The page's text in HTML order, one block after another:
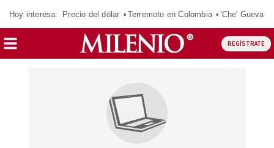
Hoy interesa: Precio del dólar Terremoto en Colombia 'Che' Guevara
REGÍSTRATE